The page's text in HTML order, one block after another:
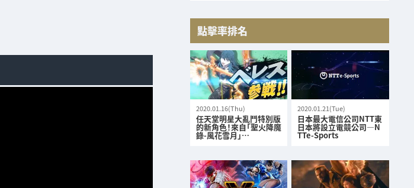
點擊率排名
2020.01.16(Thu)
任天堂明星大亂鬥特別版
的新角色！來自「聖火降魔
錄-風花雪月」…
2020.01.21(Tue)
日本最大電信公司NTT東
日本將設立電競公司—N
TTe-Sports